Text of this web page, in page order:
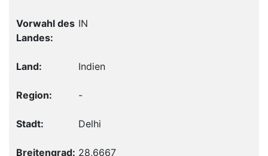
IN
Indien
-
Delhi
28,6667